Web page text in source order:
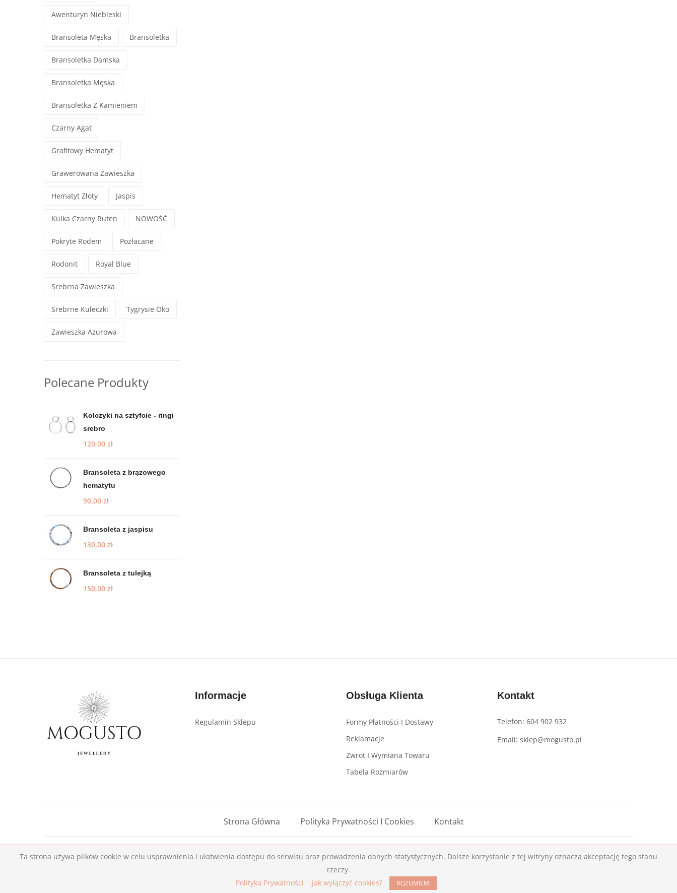
Ta strona używa plików cookie w celu usprawnienia i ułatwienia dostępu do serwisu oraz prowadzenia danych statystycznych. Dalsze korzystanie z tej witryny oznacza akceptację tego stanu
rzeczy.
Polityka Prywatności
Jak wyłączyć cookies? ROZUMIEM
Awenturyn Niebieski
Bransoleta Męska Bransoletka
Bransoletka Damska
Bransoletka Męska
Bransoletka Z Kamieniem
Czarny Agat
Grafitowy Hematyt
Grawerowana Zawieszka
Hematyt Złoty Jaspis
Kulka Czarny Ruten NOWOŚĆ
Pokryte Rodem Pozłacane
Rodonit Royal Blue
Srebrna Zawieszka
Srebrne Kuleczki Tygrysie Oko
Zawieszka Ażurowa
Polecane Produkty
Kolczyki na sztyfcie - ringi
srebro
120,00 zł
Bransoleta z brązowego
hematytu
90,00 zł
Bransoleta z jaspisu
130,00 zł
Bransoleta z tulejką
150,00 zł
Informacje
Regulamin Sklepu
Obsługa Klienta
Formy Płatności I Dostawy
Reklamacje
Zwrot I Wymiana Towaru
Tabela Rozmiarów
Kontakt
Telefon: 604 902 932
Email: sklep@mogusto.pl
Strona Główna Polityka Prywatności I Cookies Kontakt
CodiTime. All Right Reserved.